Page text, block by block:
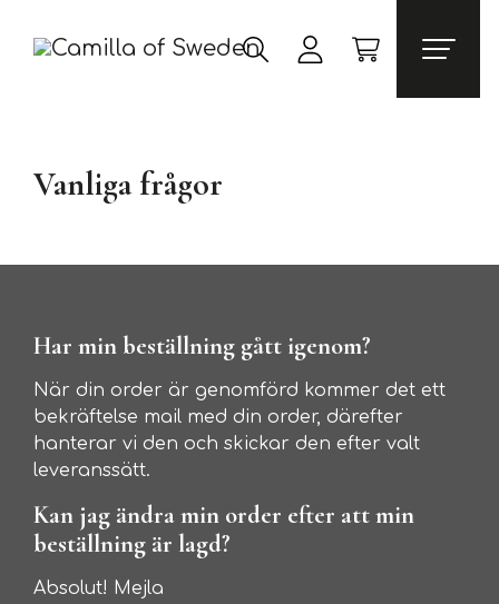
Vanliga frågor
Har min beställning gått igenom?
När din order är genomförd kommer det ett
bekräftelse mail med din order, därefter
hanterar vi den och skickar den efter valt
leveranssätt.
Kan jag ändra min order efter att min
beställning är lagd?
Absolut! Mejla